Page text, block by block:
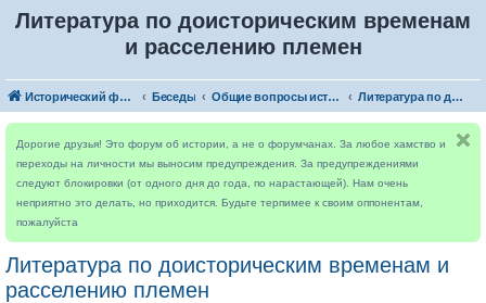
Литература по доисторическим временам
и расселению племен
Исторический форум Беседы Общие вопросы истории Литература по доисторическим временам и расселению племен
Дорогие друзья! Это форум об истории, а не о форумчанах. За любое хамство и
переходы на личности мы выносим предупреждения. За предупреждениями
следуют блокировки (от одного дня до года, по нарастающей). Нам очень
неприятно это делать, но приходится. Будьте терпимее к своим оппонентам,
пожалуйста
Литература по доисторическим временам и
расселению племен